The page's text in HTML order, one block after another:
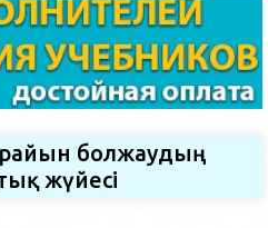
болжаудың
жүйесі